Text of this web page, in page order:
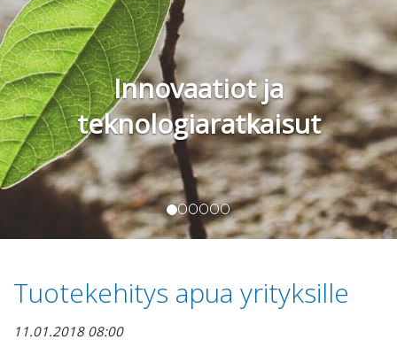
Innovaatiot ja
teknologiaratkaisut
Tuotekehitys apua yrityksille
11.01.2018 08:00